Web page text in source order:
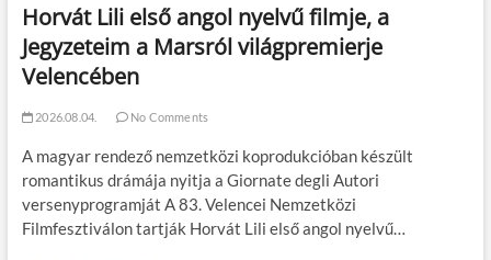
Horvát Lili első angol nyelvű filmje, a
Jegyzeteim a Marsról világpremierje
Velencében
2026.08.04. No Comments
A magyar rendező nemzetközi koprodukcióban készült
romantikus drámája nyitja a Giornate degli Autori
versenyprogramját A 83. Velencei Nemzetközi
Filmfesztiválon tartják Horvát Lili első angol nyelvű…